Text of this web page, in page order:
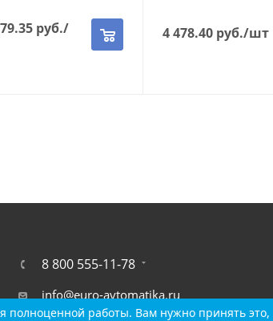
руб./
4 478.40 руб./шт
8 800 555-11-78
info@euro-avtomatika.ru
полноценной работы. Вам нужно принять это,
полноценной работы. Вам нужно принять это,